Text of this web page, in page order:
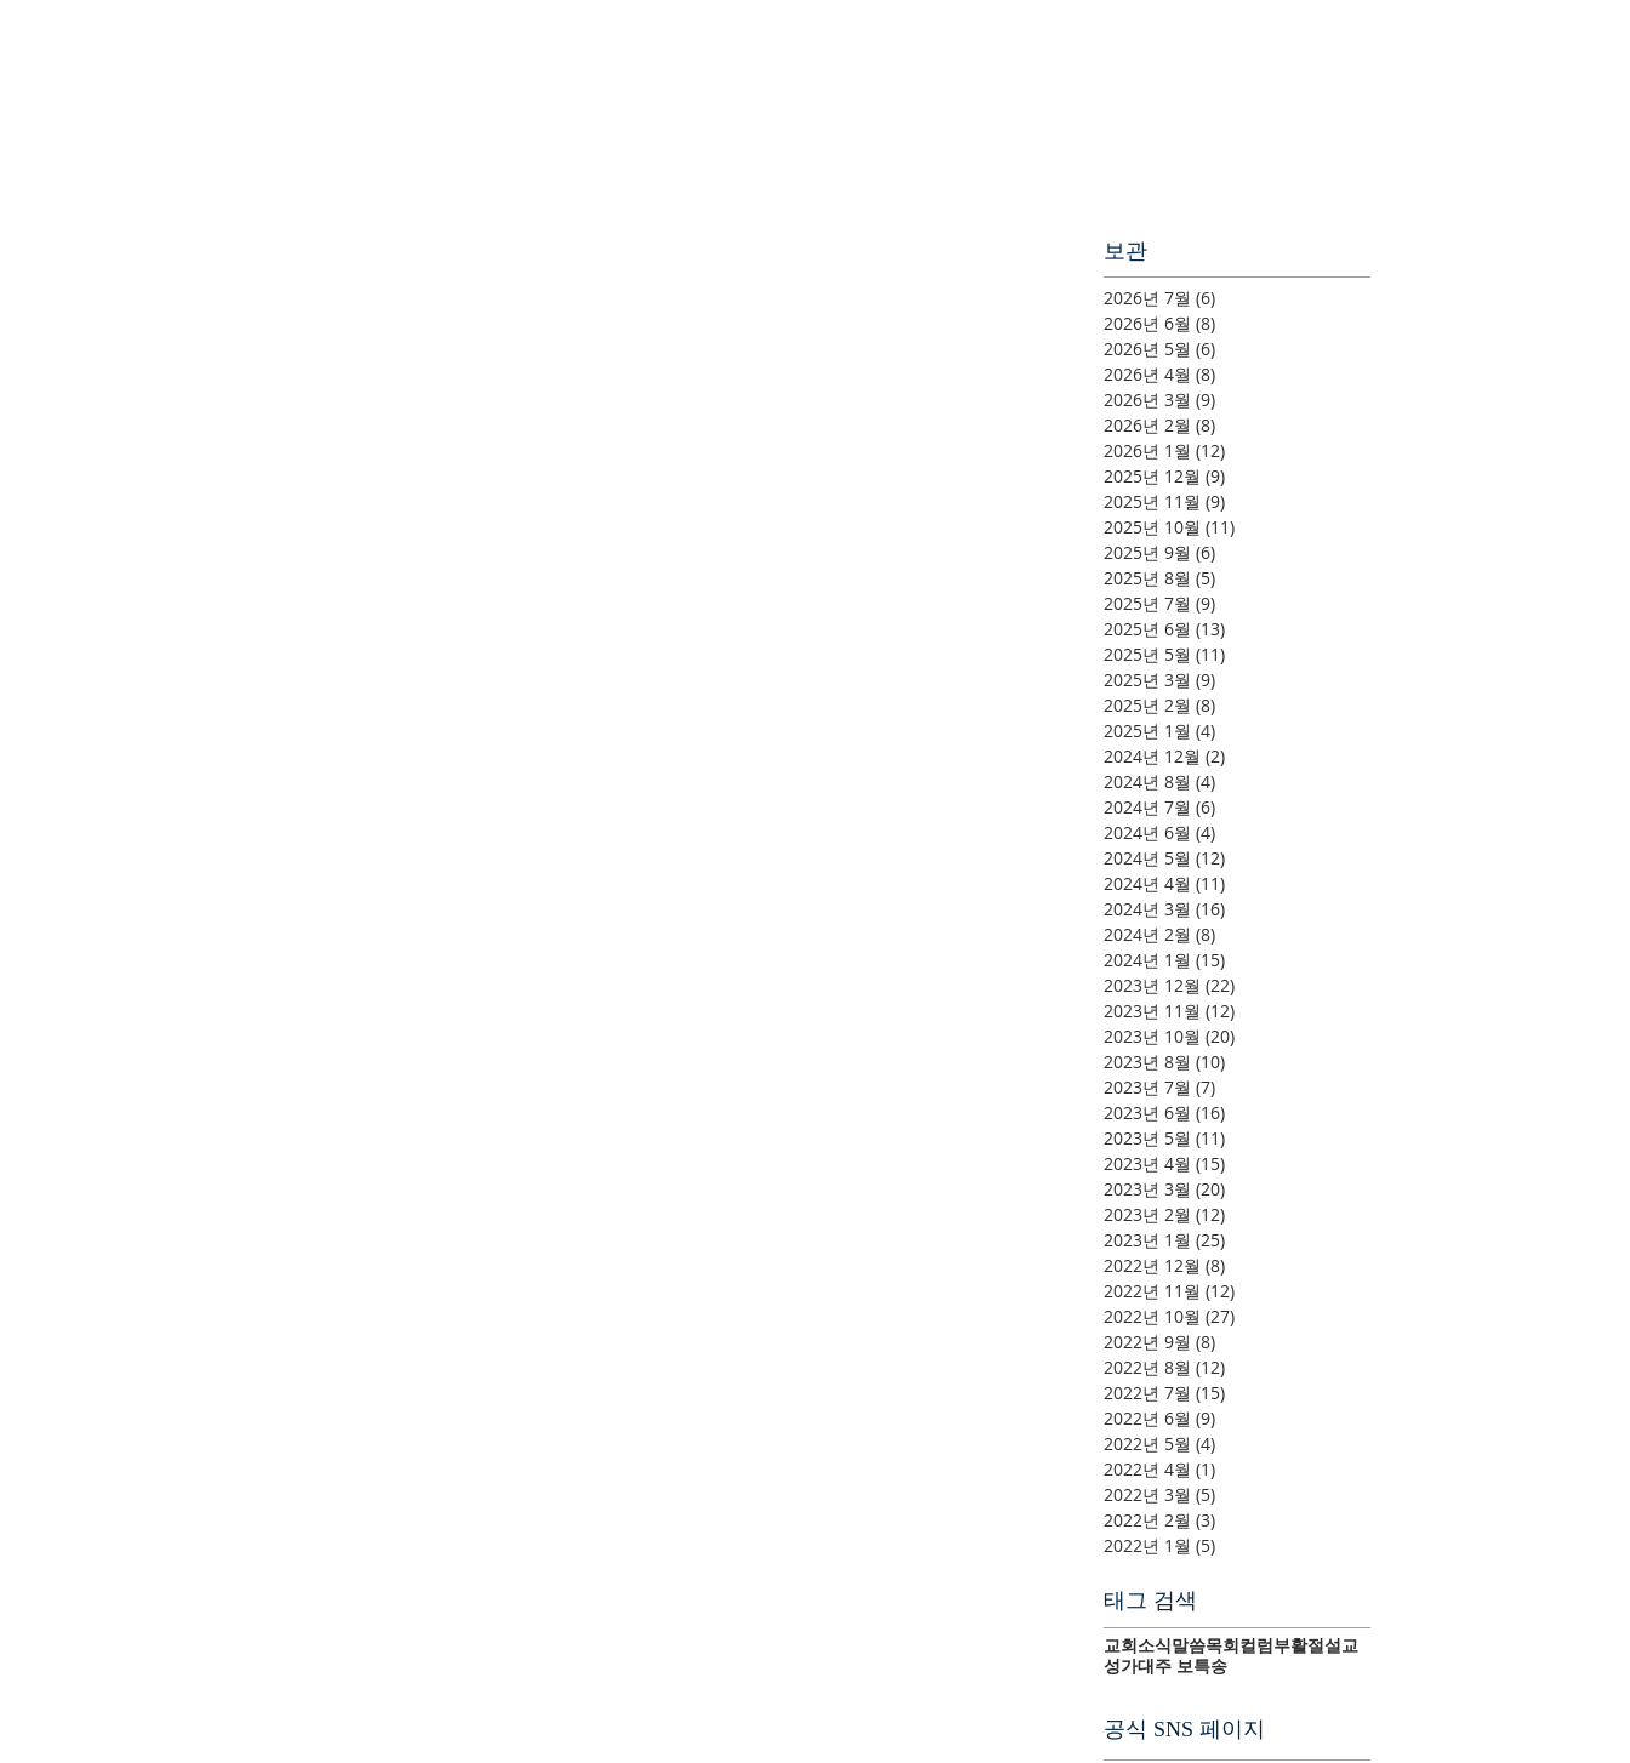
보관
2026년 7월 (6)
2026년 6월 (8)
2026년 5월 (6)
2026년 4월 (8)
2026년 3월 (9)
2026년 2월 (8)
2026년 1월 (12)
2025년 12월 (9)
2025년 11월 (9)
2025년 10월 (11)
2025년 9월 (6)
2025년 8월 (5)
2025년 7월 (9)
2025년 6월 (13)
2025년 5월 (11)
2025년 3월 (9)
2025년 2월 (8)
2025년 1월 (4)
2024년 12월 (2)
2024년 8월 (4)
2024년 7월 (6)
2024년 6월 (4)
2024년 5월 (12)
2024년 4월 (11)
2024년 3월 (16)
2024년 2월 (8)
2024년 1월 (15)
2023년 12월 (22)
2023년 11월 (12)
2023년 10월 (20)
2023년 8월 (10)
2023년 7월 (7)
2023년 6월 (16)
2023년 5월 (11)
2023년 4월 (15)
2023년 3월 (20)
2023년 2월 (12)
2023년 1월 (25)
2022년 12월 (8)
2022년 11월 (12)
2022년 10월 (27)
2022년 9월 (8)
2022년 8월 (12)
2022년 7월 (15)
2022년 6월 (9)
2022년 5월 (4)
2022년 4월 (1)
2022년 3월 (5)
2022년 2월 (3)
2022년 1월 (5)
태그 검색
교회소식말씀목회컬럼 부활절설교
성가대 주 보특송
공식 SNS 페이지